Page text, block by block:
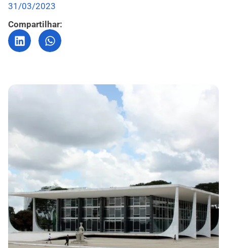
31/03/2023
Compartilhar: